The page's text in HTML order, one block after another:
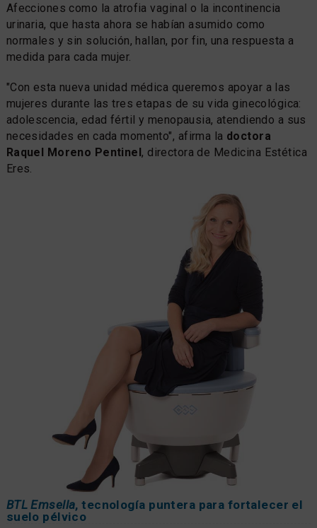
Afecciones como la atrofia vaginal o la incontinencia
urinaria, que hasta ahora se habían asumido como
normales y sin solución, hallan, por fin, una respuesta a
medida para cada mujer.
"Con esta nueva unidad médica queremos apoyar a las
mujeres durante las tres etapas de su vida ginecológica:
adolescencia, edad fértil y menopausia, atendiendo a sus
necesidades en cada momento", afirma la doctora
Raquel Moreno Pentinel, directora de Medicina Estética
Eres.
BTL Emsella, tecnología puntera para fortalecer el
suelo pélvico